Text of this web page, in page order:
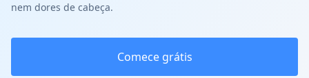
nem dores de cabeça.
Comece grátis